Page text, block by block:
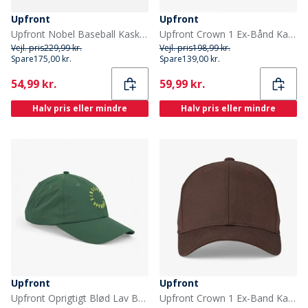
Upfront
Upfront Nobel Baseball Kasket Mørkeblå Dk Navy
Vejl. pris229,99 kr.
Spare175,00 kr.
Current
54,99 kr.
Halv pris eller mindre
Upfront
Upfront Crown 1 Ex-Bånd Kasket Sort Pitch-Dark
Vejl. pris198,99 kr.
Spare139,00 kr.
Current
59,99 kr.
Halv pris eller mindre
Upfront
Upfront Oprigtigt Blød Lav Baseball Kasket Green Fresh Green
Upfront
Upfront Crown 1 Ex-Band Kasket Medium Brown